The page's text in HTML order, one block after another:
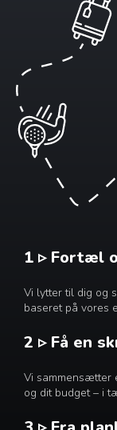
1 ▹ Fortæl
Vi lytter til dig og
baseret på vores
2 ▹ Få en
Vi sammensætter
og dit budget – i